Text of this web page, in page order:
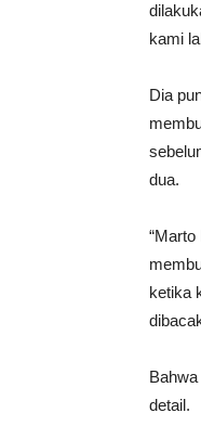
kami
Dia
dua.
ketika
detail.